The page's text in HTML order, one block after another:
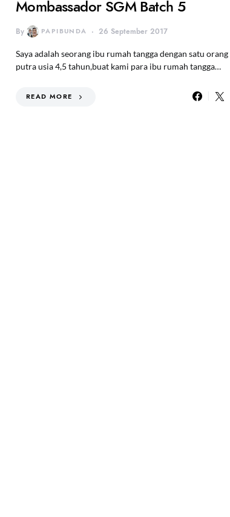
Mombassador SGM Batch 5
By PAPIBUNDA 26 September 2017
Saya adalah seorang ibu rumah tangga dengan satu orang
putra usia 4,5 tahun,buat kami para ibu rumah tangga…
READ MORE